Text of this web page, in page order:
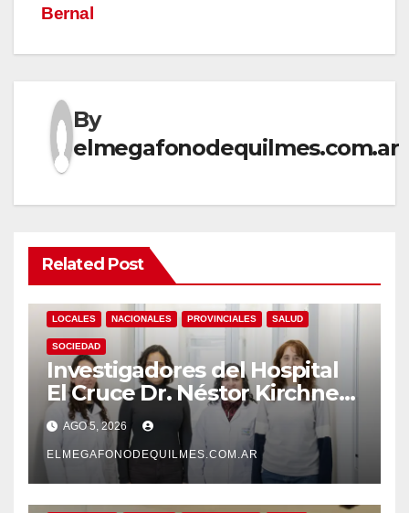
Bernal
By
elmegafonodequilmes.com.ar
Related Post
LOCALES NACIONALES PROVINCIALES SALUD
SOCIEDAD
Investigadores del Hospital
El Cruce Dr. Néstor Kirchner
desarrollan un estudio
pionero sobre el
envejecimiento cerebral y las
demencias
AGO 5, 2026
ELMEGAFONODEQUILMES.COM.AR